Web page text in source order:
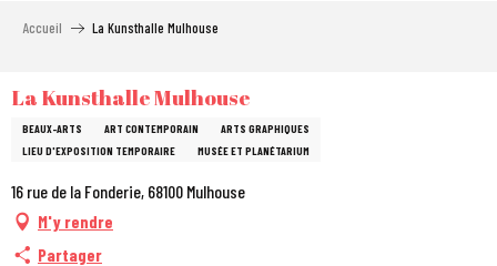
principal
Accueil La Kunsthalle Mulhouse
La Kunsthalle Mulhouse
BEAUX-ARTS ART CONTEMPORAIN
ARTS GRAPHIQUES
LIEU D'EXPOSITION TEMPORAIRE
MUSÉE ET PLANÉTARIUM
16 rue de la Fonderie, 68100 Mulhouse
M'y rendre
Partager